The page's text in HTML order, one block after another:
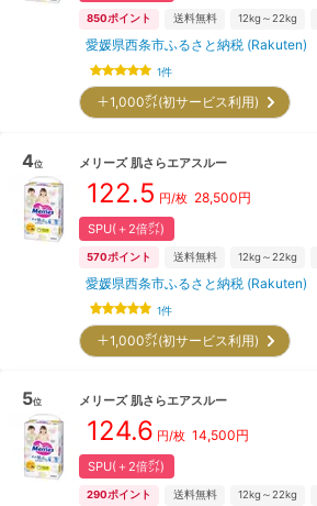
850ポイント 送料無料 12kg～22kg
愛媛県西条市ふるさと納税 (Rakuten)
1件
＋1,000㌽(初サービス利用)
4位 メリーズ 肌さらエアスルー
122.5 円/枚 28,500円
SPU(＋2倍㌽)
570ポイント 送料無料 12kg～22kg
愛媛県西条市ふるさと納税 (Rakuten)
1件
＋1,000㌽(初サービス利用)
5位 メリーズ 肌さらエアスルー
124.6 円/枚 14,500円
SPU(＋2倍㌽)
290ポイント 送料無料 12kg～22kg